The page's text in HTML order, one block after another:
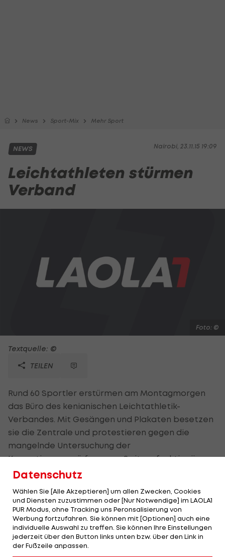
News Sport-Mix Mehr Sport
Nairobi, 23.11.15 19:09
NEWS
Leichtathleten stürmen
Verband
Foto: ©
Textquelle: ©
TEILEN
Rund 60 Sportler erstürmen am Montagmorgen
das Büro des kenianischen Leichtathletik-
Verbandes. Mit Gesängen und Plakaten besetzen
sie die Zentrale und protestieren gegen die
mangelnde Untersuchung der
Korruptionsvorwürfe gegen Spitzenfunktionäre.
Beschwerden gehört und angesprochen wurden",
erklärt Julius Ndegwa von der Athleten-
Vereinigung PAAK.
Vize-Präsident David Okeyo steht unter dem
Datenschutz
Wählen Sie [Alle Akzeptieren] um allen Zwecken, Cookies
und Diensten zuzustimmen oder [Nur Notwendige] im LAOLA1
PUR Modus, ohne Tracking uns Peronsalisierung von
Werbung fortzufahren. Sie können mit [Optionen] auch eine
individuelle Auswahl zu treffen. Sie können Ihre Einstellungen
jederzeit über den Button links unten bzw. über den Link in
der Fußzeile anpassen.